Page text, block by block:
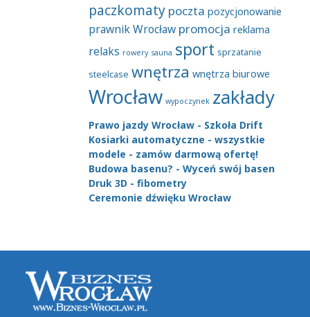
paczkomaty poczta pozycjonowanie
prawnik Wrocław promocja reklama
relaks rowery sauna sport sprzatanie
steelcase wnętrza wnętrza biurowe
Wrocław wypoczynek zakłady
Prawo jazdy Wrocław - Szkoła Drift
Kosiarki automatyczne - wszystkie
modele - zamów darmową ofertę!
Budowa basenu? - Wyceń swój basen
Druk 3D - fibometry
Ceremonie dźwięku Wrocław